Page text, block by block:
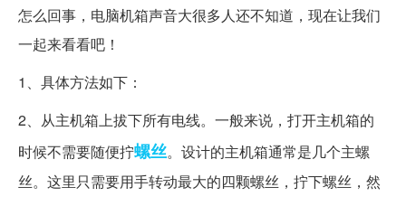
怎么回事，电脑机箱声音大很多人还不知道，现在让我们
一起来看看吧！
1、具体方法如下：
2、从主机箱上拔下所有电线。一般来说，打开主机箱的
时候不需要随便拧螺丝。设计的主机箱通常是几个主螺
丝。这里只需要用手转动最大的四颗螺丝，拧下螺丝，然